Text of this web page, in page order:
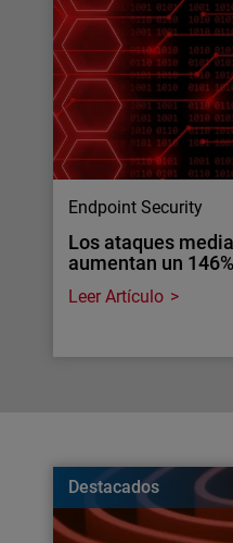
Endpoint Security
Los ataques
aumentan un
Leer Artículo
Destacados